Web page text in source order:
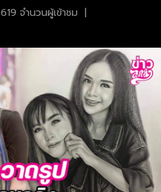
619 จำนวนผู้เข้าชม |